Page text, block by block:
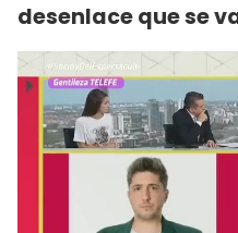
desenlace que se